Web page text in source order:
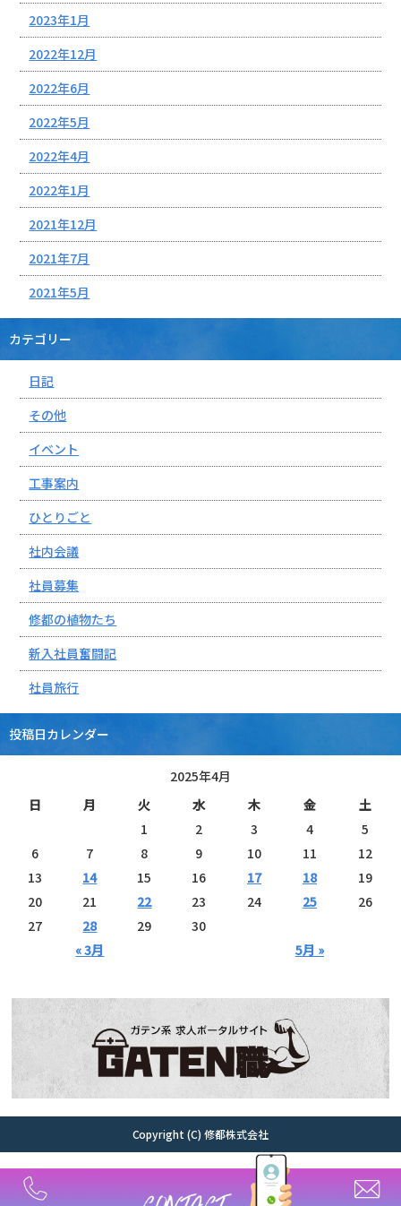
2023年1月
2022年12月
2022年6月
2022年5月
2022年4月
2022年1月
2021年12月
2021年7月
2021年5月
カテゴリー
日記
その他
イベント
工事案内
ひとりごと
社内会議
社員募集
修都の植物たち
新入社員奮闘記
社員旅行
投稿日カレンダー
2025年4月
日
月 火 水 木 金 土
« 3月 5月 »
1 2 3 4
5
6
7 8 9 10 11
12
13
14 15 16 17 18
19
20
21 22 23 24 25
26
27
28 29 30
Copyright (C) 修都株式会社